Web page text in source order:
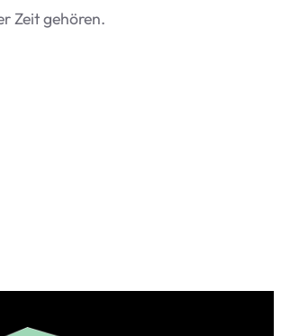
Zeit gehören.